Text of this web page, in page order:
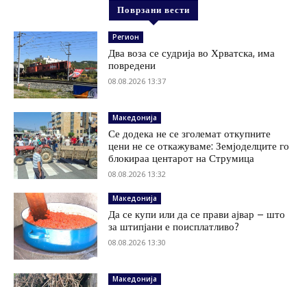
Поврзани вести
Регион
Два воза се судрија во Хрватска, има
повредени
08.08.2026 13:37
Македонија
Се додека не се зголемат откупните
цени не се откажуваме: Земјоделците го
блокираа центарот на Струмица
08.08.2026 13:32
Македонија
Да се купи или да се прави ајвар – што
за штипјани е поисплатливо?
08.08.2026 13:30
Македонија